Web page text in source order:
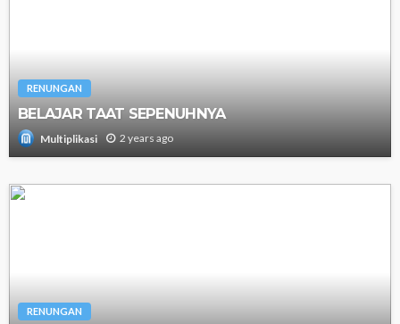
RENUNGAN
BELAJAR TAAT SEPENUHNYA
Multiplikasi 2 years ago
RENUNGAN